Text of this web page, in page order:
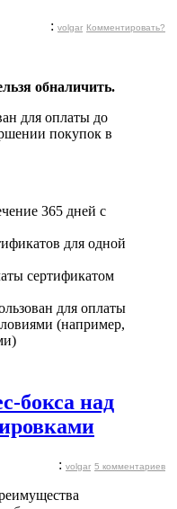
: volgar Комментировать?
обналичить.
для оплаты до
покупок в
365 дней с
для одной
сертификатом
для оплаты
(например,
бокса над
: volgar 5 комментариев